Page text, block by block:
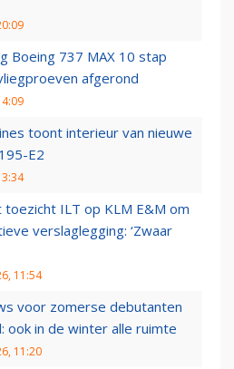
Boeing 737 MAX 10 stap
afgerond
toont interieur van nieuwe
E2
ILT op KLM E&M om
verslaglegging: ‘Zwaar
11:54
voor zomerse debutanten
ook in de winter alle ruimte
11:20